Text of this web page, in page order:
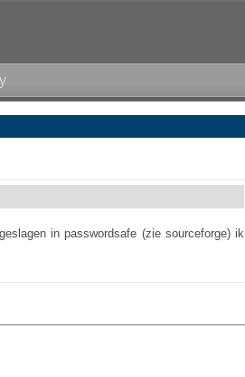
in passwordsafe (zie sourceforge) ik